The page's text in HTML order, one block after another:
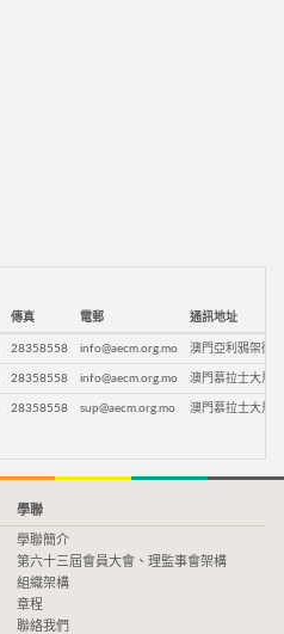
傳真 電郵 通訊地址
28358558 info@aecm.org.mo 澳門亞利鴉架街9
28358558 info@aecm.org.mo 澳門慕拉士大馬
28358558 sup@aecm.org.mo 澳門慕拉士大馬
學聯
學聯簡介
第六十三屆會員大會、理監事會架構
組織架構
章程
聯絡我們